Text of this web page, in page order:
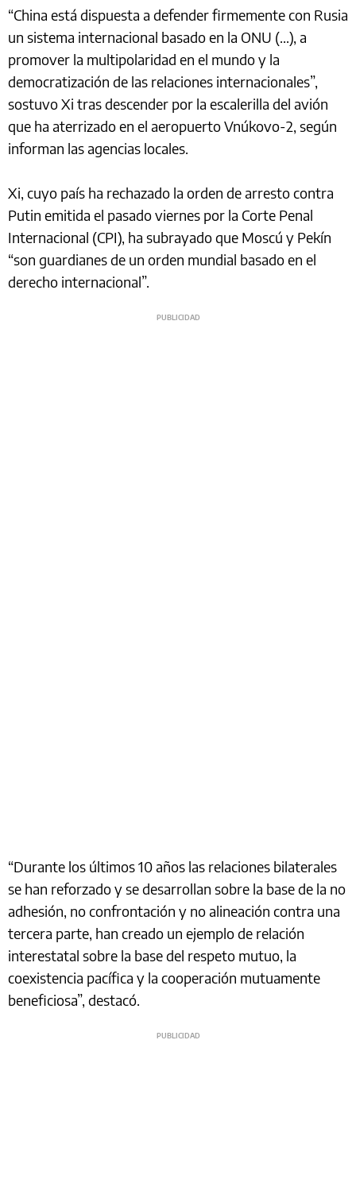
“China está dispuesta a defender firmemente con Rusia
un sistema internacional basado en la ONU (...), a
promover la multipolaridad en el mundo y la
democratización de las relaciones internacionales”,
sostuvo Xi tras descender por la escalerilla del avión
que ha aterrizado en el aeropuerto Vnúkovo-2, según
informan las agencias locales.
Xi, cuyo país ha rechazado la orden de arresto contra
Putin emitida el pasado viernes por la Corte Penal
Internacional (CPI), ha subrayado que Moscú y Pekín
“son guardianes de un orden mundial basado en el
derecho internacional”.
“Durante los últimos 10 años las relaciones bilaterales
se han reforzado y se desarrollan sobre la base de la no
adhesión, no confrontación y no alineación contra una
tercera parte, han creado un ejemplo de relación
interestatal sobre la base del respeto mutuo, la
coexistencia pacífica y la cooperación mutuamente
beneficiosa”, destacó.